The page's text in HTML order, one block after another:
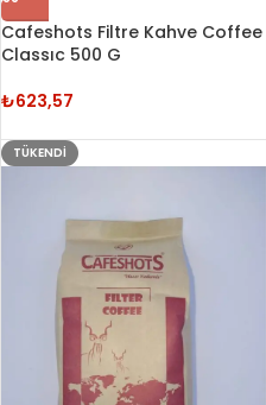
Cafeshots Filtre Kahve Coffee
Classıc 500 G
₺623,57
TÜKENDI